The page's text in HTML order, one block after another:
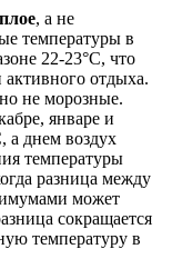
, а не
температуры в
22-23°C, что
активного отдыха.
не морозные.
январе и
а днем воздух
температуры
разница между
может
сокращается
температуру в